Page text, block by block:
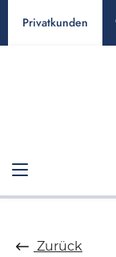
springen
Privatkunden
Zurück